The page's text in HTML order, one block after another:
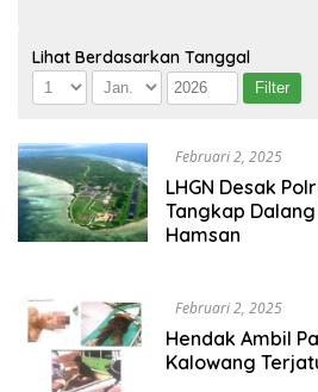
Lihat Berdasarkan Tanggal
Februari 2, 2025
LHGN Desak
Tangkap
Hamsan
Februari 2, 2025
Hendak Ambil
Kalowang